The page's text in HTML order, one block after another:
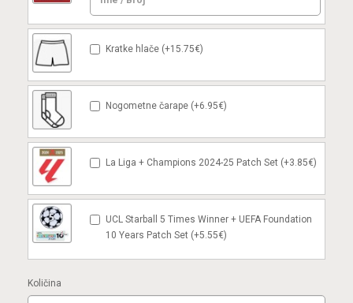
Kratke hlače (+15.75€)
Nogometne čarape (+6.95€)
La Liga + Champions 2024-25 Patch Set (+3.85€)
UCL Starball 5 Times Winner + UEFA Foundation
10 Years Patch Set (+5.55€)
Količina